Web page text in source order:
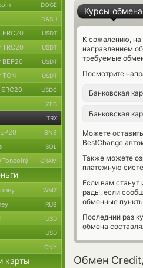
Курсы обмена
К сожалению, на
направлением
требуемые
Посмотрите
Банковская
Банковская
Можете
BestChange
Также можете
платежную
Если вам
рады, если
обменные
Последний раз
обмена
Обмен
DOGE
DASH
ERC20 USDT
TRC20 USDT
BEP20 USDT
TON USDT
ERC20 USDC
ZEC
TRX
BNB
SOL
GRAM
WMZ
RUB
USD
USD
CNY
карты